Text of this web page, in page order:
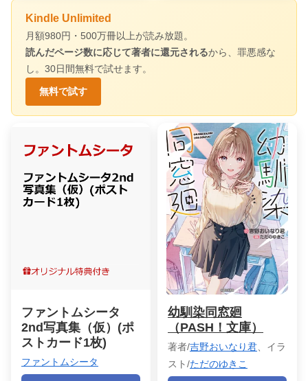
Kindle Unlimited
月額980円・500万冊以上が読み放題。
読んだページ数に応じて著者に還元されるから、罪悪感な
し。30日間無料で試せます。
無料で試す
ファントムシータ
2nd写真集（仮）(ポ
ストカード1枚)
ファントムシータ
幼馴染同窓廻
（PASH！文庫）
著者/吉野おいなり君 、イラ
スト/ただのゆきこ